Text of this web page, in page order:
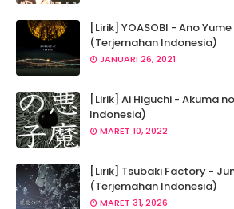
[Lirik] YOASOBI - Ano
(Terjemahan Indonesia)
JANUARI 26, 2021
[Lirik] Ai Higuchi - Akuma
Indonesia)
MARET 10, 2022
[Lirik] Tsubaki Factory -
(Terjemahan Indonesia)
MARET 31, 2026